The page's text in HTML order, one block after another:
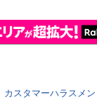
カスタマーハラスメ